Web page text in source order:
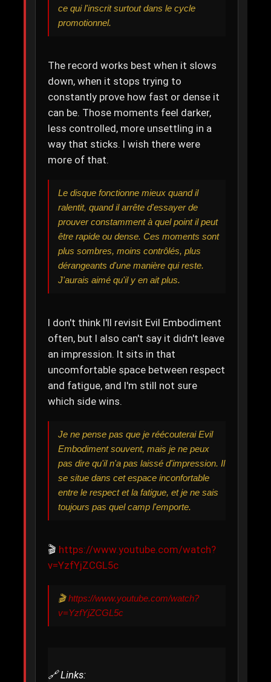
ce qui l'inscrit surtout dans le cycle
promotionnel.
The record works best when it slows
down, when it stops trying to
constantly prove how fast or dense it
can be. Those moments feel darker,
less controlled, more unsettling in a
way that sticks. I wish there were
more of that.
Le disque fonctionne mieux quand il
ralentit, quand il arrête d'essayer de
prouver constamment à quel point il peut
être rapide ou dense. Ces moments sont
plus sombres, moins contrôlés, plus
dérangeants d'une manière qui reste.
J'aurais aimé qu'il y en ait plus.
I don't think I'll revisit Evil Embodiment
often, but I also can't say it didn't leave
an impression. It sits in that
uncomfortable space between respect
and fatigue, and I'm still not sure
which side wins.
Je ne pense pas que je réécouterai Evil
Embodiment souvent, mais je ne peux
pas dire qu'il n'a pas laissé d'impression. Il
se situe dans cet espace inconfortable
entre le respect et la fatigue, et je ne sais
toujours pas quel camp l'emporte.
🎬 https://www.youtube.com/watch?
v=YzfYjZCGL5c
🎬https://www.youtube.com/watch?
v=YzfYjZCGL5c
🔗 Links: